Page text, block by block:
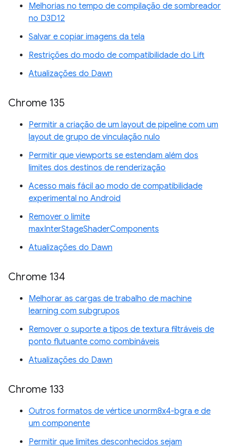
Melhorias no tempo de compilação de sombreador
no D3D12
Salvar e copiar imagens da tela
Restrições do modo de compatibilidade do Lift
Atualizações do Dawn
Chrome 135
Permitir a criação de um layout de pipeline com um
layout de grupo de vinculação nulo
Permitir que viewports se estendam além dos
limites dos destinos de renderização
Acesso mais fácil ao modo de compatibilidade
experimental no Android
Remover o limite
maxInterStageShaderComponents
Atualizações do Dawn
Chrome 134
Melhorar as cargas de trabalho de machine
learning com subgrupos
Remover o suporte a tipos de textura filtráveis de
ponto flutuante como combináveis
Atualizações do Dawn
Chrome 133
Outros formatos de vértice unorm8x4-bgra e de
um componente
Permitir que limites desconhecidos sejam